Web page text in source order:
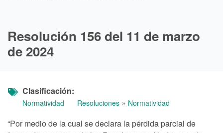
Resolución 156 del 11 de marzo
de 2024
Clasificación
Normatividad Resoluciones » Normatividad
“Por medio de la cual se declara la pérdida parcial de